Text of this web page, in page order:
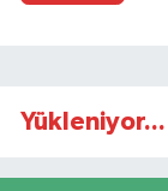
Yükleniyor...